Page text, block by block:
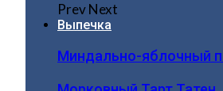
PrevNext
Выпечка
Миндально-яблочный